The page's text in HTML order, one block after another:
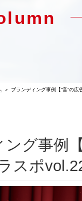
＞ ブランディング事例【“音”の
グ事例
スポ